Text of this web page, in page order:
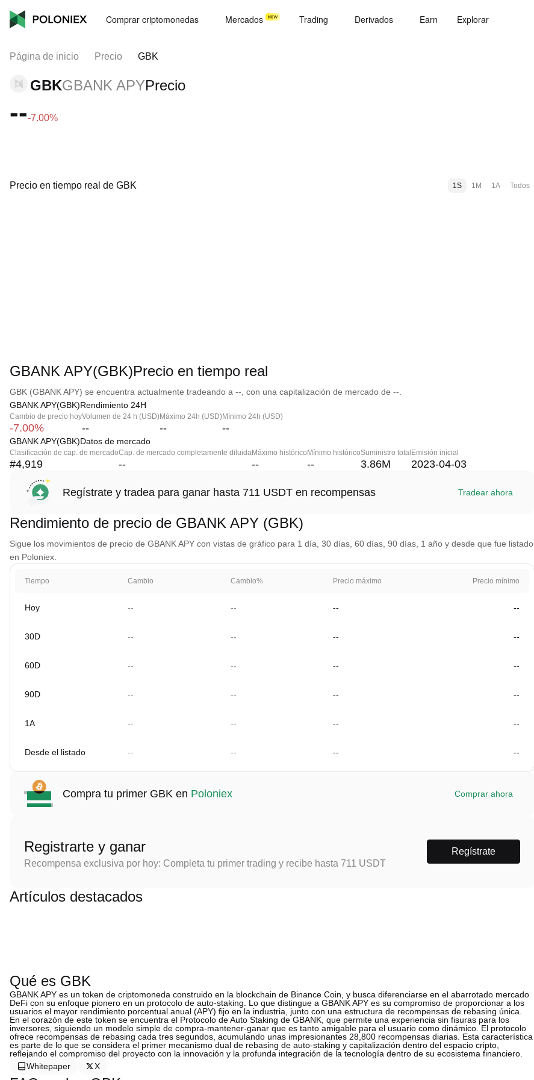
Comprar criptomonedas Mercados Trading Derivados Earn Explorar
Página de inicio Precio GBK
GBKGBANK APYPrecio
---7.00%
Precio en tiempo real de GBK 1S 1M 1A Todos
GBANK APY(GBK)Precio en tiempo real
GBK (GBANK APY) se encuentra actualmente tradeando a --, con una capitalización de mercado de --.
GBANK APY(GBK)Rendimiento 24H
Cambio de precio hoy
-7.00%
Volumen de 24 h (USD)
--
Máximo 24h (USD)
--
Mínimo 24h (USD)
--
GBANK APY(GBK)Datos de mercado
Clasificación de cap. de mercado
#4,919
Cap. de mercado completamente diluida
--
Máximo histórico
--
Mínimo histórico
--
Suministro total
3.86M
Emisión inicial
2023-04-03
Regístrate y tradea para ganar hasta 711 USDT en recompensas Tradear ahora
Rendimiento de precio de GBANK APY (GBK)
Sigue los movimientos de precio de GBANK APY con vistas de gráfico para 1 día, 30 días, 60 días, 90 días, 1 año y desde que fue listado
en Poloniex.
Tiempo Cambio Cambio% Precio máximo Precio mínimo
Hoy -- -- -- --
30D -- -- -- --
60D -- -- -- --
90D -- -- -- --
1A -- -- -- --
Desde el listado -- -- -- --
Compra tu primer GBK en Poloniex Comprar ahora
Registrarte y ganar
Recompensa exclusiva por hoy: Completa tu primer trading y recibe hasta 711 USDT
Regístrate
Artículos destacados
Qué es GBK
GBANK APY es un token de criptomoneda construido en la blockchain de Binance Coin, y busca diferenciarse en el abarrotado mercado
DeFi con su enfoque pionero en un protocolo de auto-staking. Lo que distingue a GBANK APY es su compromiso de proporcionar a los
usuarios el mayor rendimiento porcentual anual (APY) fijo en la industria, junto con una estructura de recompensas de rebasing única.
En el corazón de este token se encuentra el Protocolo de Auto Staking de GBANK, que permite una experiencia sin fisuras para los
inversores, siguiendo un modelo simple de compra-mantener-ganar que es tanto amigable para el usuario como dinámico. El protocolo
ofrece recompensas de rebasing cada tres segundos, acumulando unas impresionantes 28,800 recompensas diarias. Esta característica
es parte de lo que se considera el primer mecanismo dual de rebasing de auto-staking y capitalización dentro del espacio cripto,
reflejando el compromiso del proyecto con la innovación y la profunda integración de la tecnología dentro de su ecosistema financiero.
Whitepaper
X